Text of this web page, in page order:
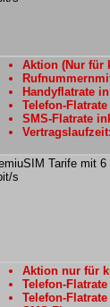
Aktion (Nur für
Handyflatrate
Telefon-
SMS-Flatrate
Tarife mit
s
Aktion nur für
Telefon-
Telefon-